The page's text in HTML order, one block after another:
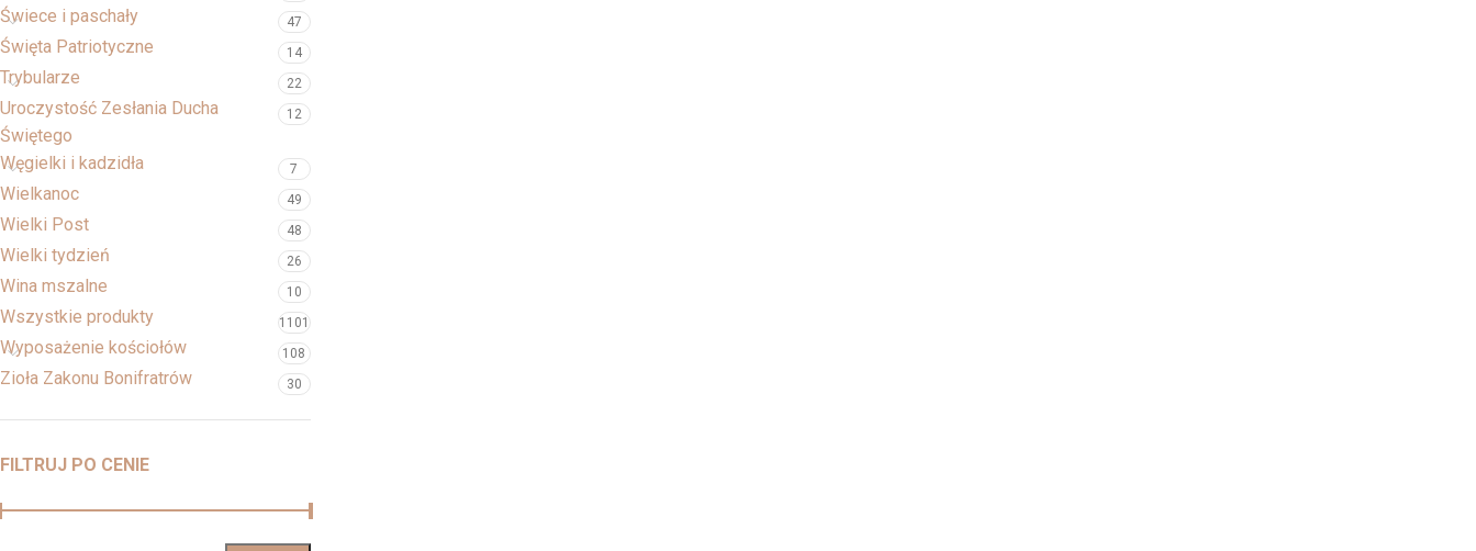
Świece i paschały 47
Święta Patriotyczne 14
Trybularze 22
Uroczystość Zesłania Ducha
Świętego
12
Węgielki i kadzidła 7
Wielkanoc 49
Wielki Post 48
Wielki tydzień 26
Wina mszalne 10
Wszystkie produkty 1101
Wyposażenie kościołów 108
Zioła Zakonu Bonifratrów 30
FILTRUJ PO CENIE